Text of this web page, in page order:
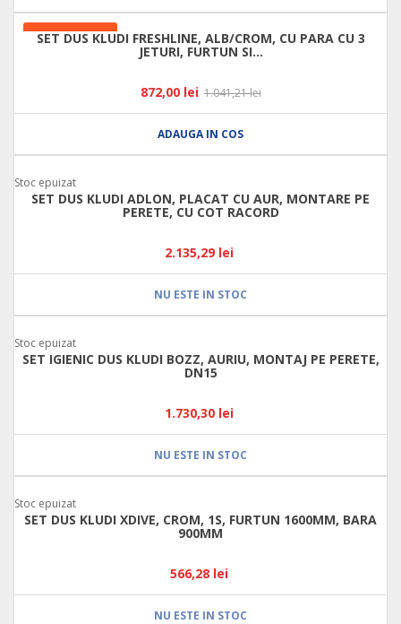
LA REDUCERE!
SET DUS KLUDI FRESHLINE, ALB/CROM, CU PARA CU 3
JETURI, FURTUN SI...
872,00 lei 1.041,21 lei
ADAUGA IN COS
Stoc epuizat
SET DUS KLUDI ADLON, PLACAT CU AUR, MONTARE PE
PERETE, CU COT RACORD
2.135,29 lei
NU ESTE IN STOC
Stoc epuizat
SET IGIENIC DUS KLUDI BOZZ, AURIU, MONTAJ PE PERETE,
DN15
1.730,30 lei
NU ESTE IN STOC
Stoc epuizat
SET DUS KLUDI XDIVE, CROM, 1S, FURTUN 1600MM, BARA
900MM
566,28 lei
NU ESTE IN STOC